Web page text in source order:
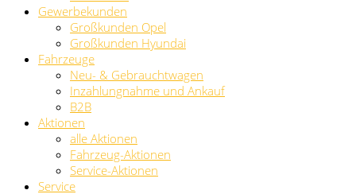
Gewerbekunden
Großkunden Opel
Großkunden Hyundai
Fahrzeuge
Neu- & Gebrauchtwagen
Inzahlungnahme und Ankauf
B2B
Aktionen
alle Aktionen
Fahrzeug-Aktionen
Service-Aktionen
Service